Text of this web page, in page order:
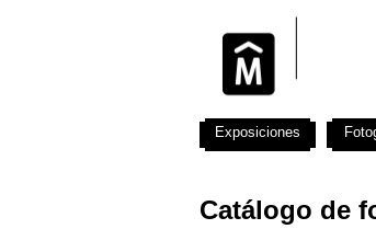
Catálogo de
Exposiciones